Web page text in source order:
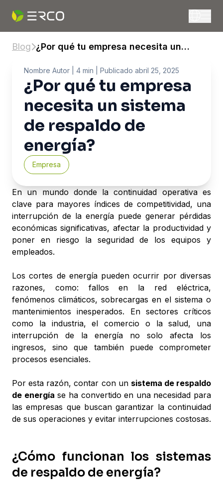
Blog ¿Por qué tu empresa necesita un
Nombre Autor | 4 min | Publicado abril 25, 2025
¿Por qué tu empresa
necesita un sistema
de respaldo de
energía?
Empresa
En un mundo donde la continuidad operativa es
clave para mayores índices de competitividad, una
interrupción de la energía puede generar pérdidas
económicas significativas, afectar la productividad y
poner en riesgo la seguridad de los equipos y
empleados.
Los cortes de energía pueden ocurrir por diversas
razones, como: fallos en la red eléctrica,
fenómenos climáticos, sobrecargas en el sistema o
mantenimientos inesperados. En sectores críticos
como la industria, el comercio o la salud, una
interrupción de la energía no solo afecta los
ingresos, sino que también puede comprometer
procesos esenciales.
Por esta razón, contar con un sistema de respaldo
de energía se ha convertido en una necesidad para
las empresas que buscan garantizar la continuidad
de sus operaciones y evitar interrupciones costosas.
¿Cómo funcionan los sistemas
de respaldo de energía?